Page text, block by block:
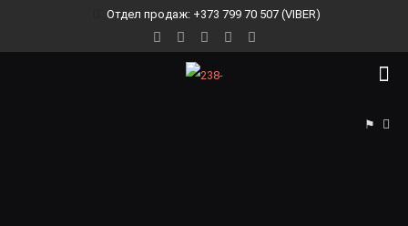
Отдел продаж: +373 799 70 507 (VIBER)
⚑